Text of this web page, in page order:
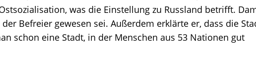
was die Einstellung zu Russland betrifft.
Befreier gewesen sei. Außerdem erklärte er, dass die
schon eine Stadt, in der Menschen aus 53 Nationen gut